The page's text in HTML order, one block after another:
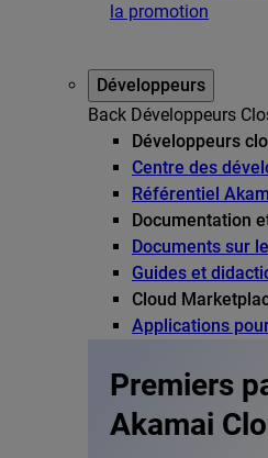
la promotion
Développeurs
Back Développeurs
Développeurs
Centre des
Référentiel
Documentation
Documents sur
Guides et
Cloud
Applications
Premiers
Akamai